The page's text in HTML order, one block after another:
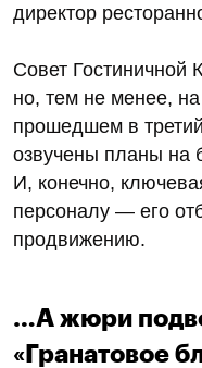
директор
Совет Гостиничной
но, тем не менее,
прошедшем в
озвучены планы на
И, конечно,
персоналу — его
продвижению.
…А жюри
«Гранатовое